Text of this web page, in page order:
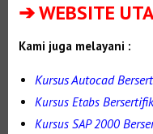
➔ WEBSITE
Kami juga melayani :
Kursus Autocad
Kursus Etabs
Kursus SAP 2000